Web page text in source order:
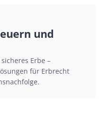
und
Erbe –
für Erbrecht